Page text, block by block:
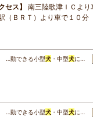
セス
南三陸歌津ＩＣよ
（ＢＲＴ）より車で１０分
…動できる小型犬 ・中型犬に…
…動できる小型犬 ・中型犬に…